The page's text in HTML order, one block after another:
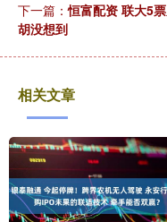
下一篇：恒富配资 联大5
胡没想到
相关文章